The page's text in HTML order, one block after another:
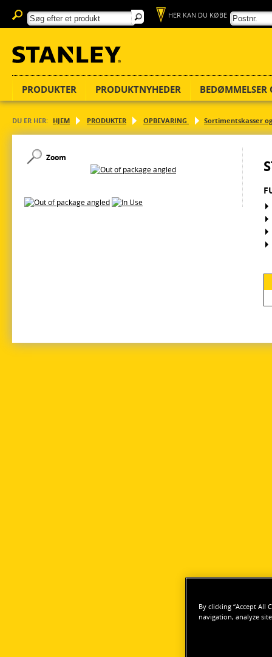
HER KAN DU KØBE
PRODUKTER PRODUKTNYHEDER BEDØMMELSER
DU ER HER: HJEM PRODUKTER OPBEVARING Sortimentskasser
Zoom
By clicking “Accept All
navigation, analyze